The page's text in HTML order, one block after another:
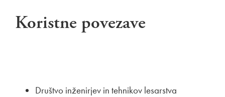
Koristne povezave
Društvo inženirjev in tehnikov lesarstva